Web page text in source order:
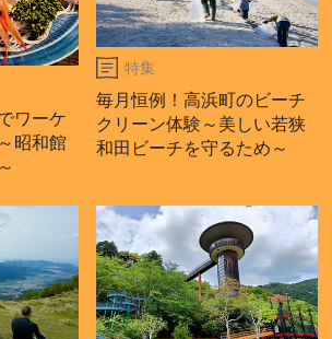
ワーケ
昭和館
特集
毎月恒例！高浜町のビーチ
クリーン体験～美しい若狭
和田ビーチを守るため～